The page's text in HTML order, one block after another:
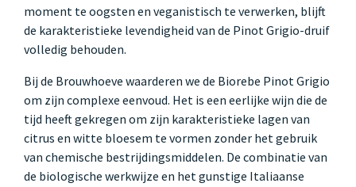
moment te oogsten en veganistisch te verwerken, blijft
de karakteristieke levendigheid van de Pinot Grigio-druif
volledig behouden.
Bij de Brouwhoeve waarderen we de Biorebe Pinot Grigio
om zijn complexe eenvoud. Het is een eerlijke wijn die de
tijd heeft gekregen om zijn karakteristieke lagen van
citrus en witte bloesem te vormen zonder het gebruik
van chemische bestrijdingsmiddelen. De combinatie van
de biologische werkwijze en het gunstige Italiaanse